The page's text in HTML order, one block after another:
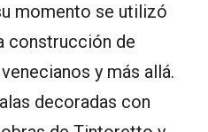
momento se utilizó
construcción de
y más allá.
decoradas con